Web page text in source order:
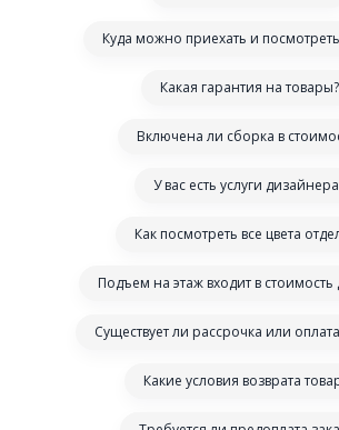
Куда можно приехать и
Какая гарантия на товары?
Включена ли сборка в
У вас есть услуги
Как посмотреть все цвета
Подъем на этаж входит в стоимость
Существует ли рассрочка или
Какие условия возврата